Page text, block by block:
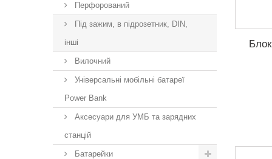
Перфорований
Під зажим, в підрозетник, DIN,
інші
Вилочний
Універсальні мобільні батареї
Power Bank
Аксесуари для УМБ та зарядних
станцій
Батарейки